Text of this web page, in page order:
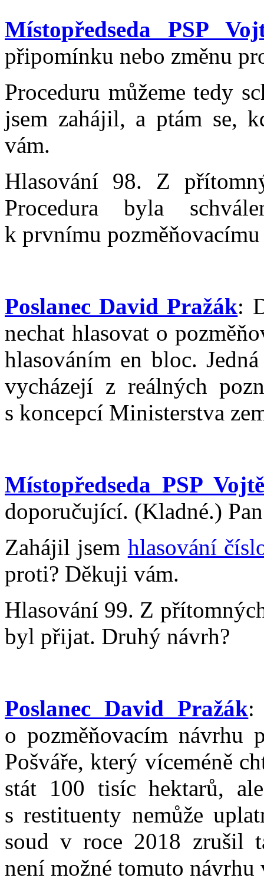
Místopředseda PSP
připomínku nebo změnu
Proceduru můžeme tedy
jsem zahájil, a ptám se,
vám.
Hlasování 98. Z
Procedura byla
k prvnímu
Poslanec David Pražák:
nechat hlasovat o
hlasováním en bloc.
vycházejí z reálných
s koncepcí Ministerstva
Místopředseda PSP
doporučující. (Kladné.)
Zahájil jsem hlasování
proti? Děkuji vám.
Hlasování 99. Z
byl přijat. Druhý návrh?
Poslanec David Pražák:
o pozměňovacím návrhu
Pošváře, který víceméně
stát 100 tisíc hektarů,
s restituenty nemůže
soud v roce 2018 zrušil
není možné tomuto